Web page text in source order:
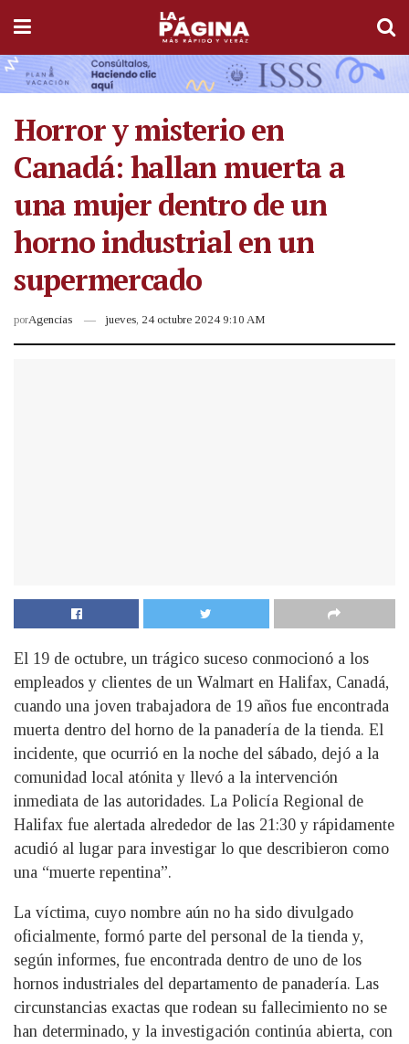
Horror y misterio en
Canadá: hallan muerta a
una mujer dentro de un
horno industrial en un
supermercado
porAgencias jueves, 24 octubre 2024 9:10 AM
El 19 de octubre, un trágico suceso conmocionó a los
empleados y clientes de un Walmart en Halifax, Canadá,
cuando una joven trabajadora de 19 años fue encontrada
muerta dentro del horno de la panadería de la tienda. El
incidente, que ocurrió en la noche del sábado, dejó a la
comunidad local atónita y llevó a la intervención
inmediata de las autoridades. La Policía Regional de
Halifax fue alertada alrededor de las 21:30 y rápidamente
acudió al lugar para investigar lo que describieron como
una “muerte repentina”.
La víctima, cuyo nombre aún no ha sido divulgado
oficialmente, formó parte del personal de la tienda y,
según informes, fue encontrada dentro de uno de los
hornos industriales del departamento de panadería. Las
circunstancias exactas que rodean su fallecimiento no se
han determinado, y la investigación continúa abierta, con